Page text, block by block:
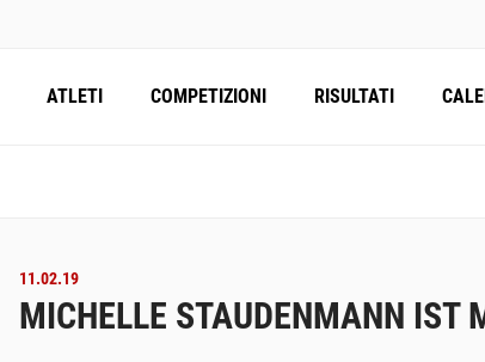
ATLETI COMPETIZIONI RISULTATI
11.02.19
MICHELLE STAUDENMANN IST